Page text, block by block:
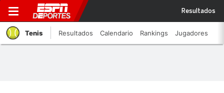
Resultados
Tenis Resultados Calendario Rankings Jugadores